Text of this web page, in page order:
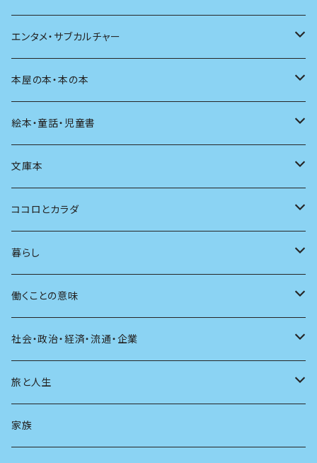
評論
文章術
その他
評論
言葉
言語
批評
アンソロジー
自伝・伝記
その他
食べる
料理
発酵・麹
住う
その他
デザイン
イラスト
アート
写真
その他
インテリア
ファッション
建築
スポーツ
AIと社会
エンタメ・サブカルチャー
映画
音楽
マンガ
テレビ
ラジオ
マガジン
その他
アニメ
日本の芸能
本屋の本・本の本
本屋さんの本
本の本
読書
絵本・童話・児童書
小さいお子さん向け
自分で読めるようになったら
大人も楽しい絵本
海外絵本
童話
その他
文庫本
男性作家
女性作家
その他
ココロとカラダ
フェミニズム
カウンセリング
人間関係
健康
暮らし
料理
育児
日常生活
学ぶ楽しみ
働くことの意味
仕事のヒント
社会・政治・経済・流通・企業
過去
現在
旅と人生
旅
家族